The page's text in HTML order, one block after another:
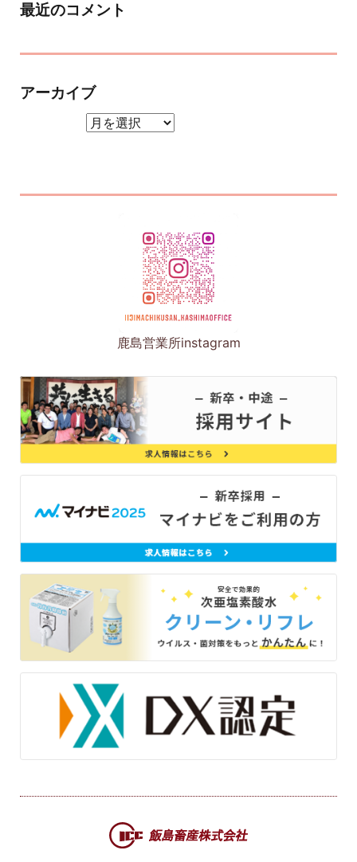
最近のコメント
アーカイブ
鹿島営業所instagram